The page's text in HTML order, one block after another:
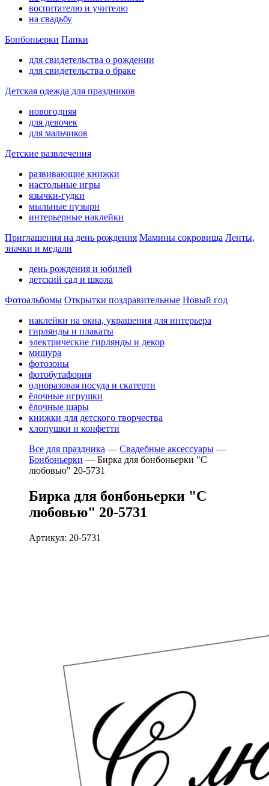
воспитателю и учителю
на свадьбу
Бонбоньерки Папки
для свидетельства о рождении
для свидетельства о браке
Детская одежда для праздников
новогодняя
для девочек
для мальчиков
Детские развлечения
развивающие книжки
настольные игры
язычки-гудки
мыльные пузыри
интерьерные наклейки
Приглашения на день рождения Мамины сокровища Ленты,
значки и медали
день рождения и юбилей
детский сад и школа
Фотоальбомы Открытки поздравительные Новый год
наклейки на окна, украшения для интерьера
гирлянды и плакаты
электрические гирлянды и декор
мишура
фотозоны
фотобутафория
одноразовая посуда и скатерти
ёлочные игрушки
ёлочные шары
книжки для детского творчества
хлопушки и конфетти
Все для праздника — Свадебные аксессуары —
Бонбоньерки — Бирка для бонбоньерки "С
любовью" 20-5731
Бирка для бонбоньерки "С
любовью" 20-5731
Артикул: 20-5731